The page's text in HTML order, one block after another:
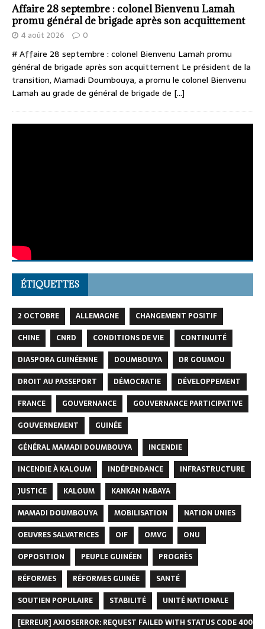
Affaire 28 septembre : colonel Bienvenu Lamah
promu général de brigade après son acquittement
4 août 2026 0
# Affaire 28 septembre : colonel Bienvenu Lamah promu
général de brigade après son acquittement Le président de la
transition, Mamadi Doumbouya, a promu le colonel Bienvenu
Lamah au grade de général de brigade de [...]
ÉTIQUETTES
2 OCTOBRE ALLEMAGNE
CHANGEMENT POSITIF
CHINE
CNRD CONDITIONS DE VIE
CONTINUITÉ
DIASPORA GUINÉENNE
DOUMBOUYA
DR GOUMOU
DROIT AU PASSEPORT
DÉMOCRATIE
DÉVELOPPEMENT
FRANCE
GOUVERNANCE
GOUVERNANCE PARTICIPATIVE
GOUVERNEMENT
GUINÉE
GÉNÉRAL MAMADI DOUMBOUYA
INCENDIE
INCENDIE À KALOUM
INDÉPENDANCE
INFRASTRUCTURE
JUSTICE
KALOUM
KANKAN NABAYA
MAMADI DOUMBOUYA
MOBILISATION
NATION UNIES
OEUVRES SALVATRICES
OIF OMVG
ONU
OPPOSITION
PEUPLE GUINÉEN
PROGRÈS
RÉFORMES
RÉFORMES GUINÉE
SANTÉ
SOUTIEN POPULAIRE
STABILITÉ
UNITÉ NATIONALE
[ERREUR] AXIOSERROR: REQUEST FAILED WITH STATUS CODE 400